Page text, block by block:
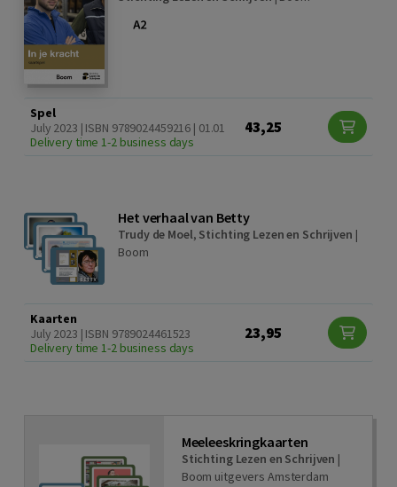
Spel
July 2023 | ISBN 9789024459216 | 01.01
Delivery time 1-2 business days
43,25
Het verhaal van Betty
Trudy de Moel, Stichting Lezen en Schrijven |
Boom
Kaarten
July 2023 | ISBN 9789024461523
Delivery time 1-2 business days
23,95
Meeleeskringkaarten
Stichting Lezen en Schrijven |
Boom uitgevers Amsterdam